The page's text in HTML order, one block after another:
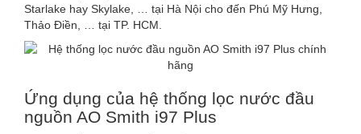
Starlake hay Skylake, … tại Hà Nội cho đến Phú Mỹ Hưng,
Thảo Điền, … tại TP. HCM.
Ứng dụng của hệ thống lọc nước đầu
nguồn AO Smith i97 Plus